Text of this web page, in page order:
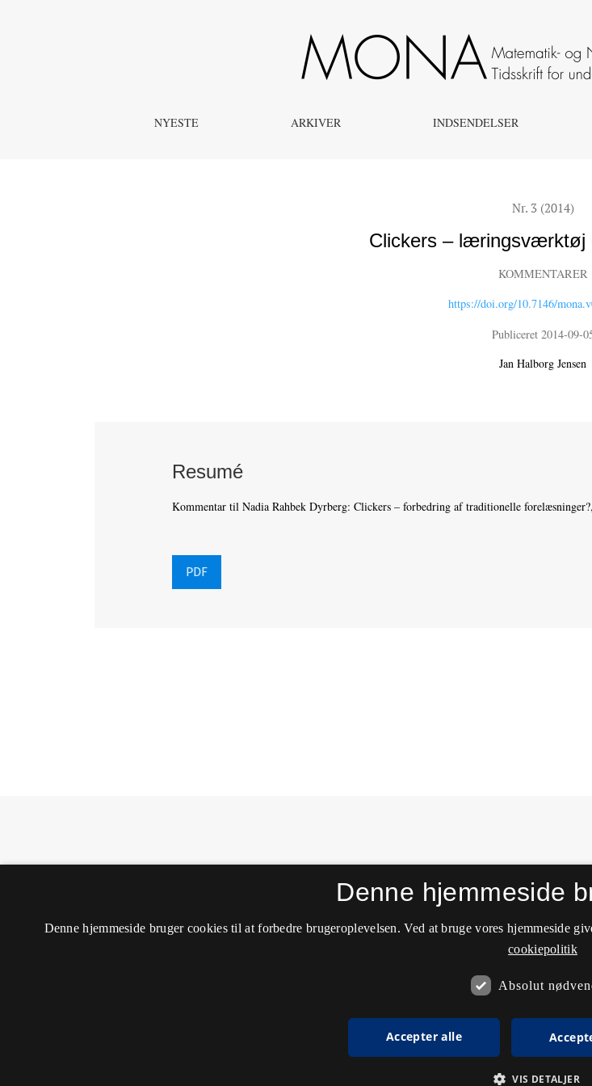
NYESTE ARKIVER INDSENDELSER
Nr. 3 (2014)
Clickers – læringsværktøj
KOMMENTARER
https://doi.org/10.7146/
Publiceret 2014-09-
Jan Halborg Jensen
Resumé
Kommentar til Nadia Rahbek Dyrberg: Clickers – forbedring af traditionelle
PDF
Denne hjemmeside
Denne hjemmeside bruger cookies til at forbedre brugeroplevelsen. Ved at bruge vores hjemmeside
cookiepolitik
Absolut
Accepter alle
VIS DETALJER